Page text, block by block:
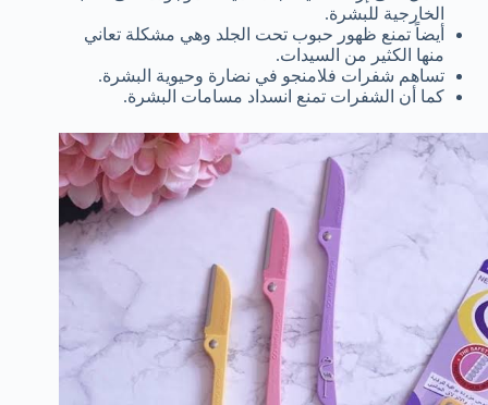
الخارجية للبشرة.
أيضاً تمنع ظهور حبوب تحت الجلد وهي مشكلة تعاني
منها الكثير من السيدات.
تساهم شفرات فلامنجو في نضارة وحيوية البشرة.
كما أن الشفرات تمنع انسداد مسامات البشرة.